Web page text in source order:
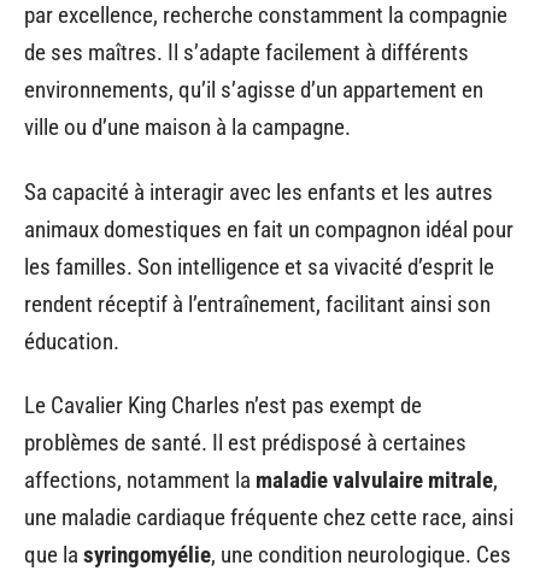
par excellence, recherche constamment la compagnie
de ses maîtres. Il s’adapte facilement à différents
environnements, qu’il s’agisse d’un appartement en
ville ou d’une maison à la campagne.
Sa capacité à interagir avec les enfants et les autres
animaux domestiques en fait un compagnon idéal pour
les familles. Son intelligence et sa vivacité d’esprit le
rendent réceptif à l’entraînement, facilitant ainsi son
éducation.
Le Cavalier King Charles n’est pas exempt de
problèmes de santé. Il est prédisposé à certaines
affections, notamment la maladie valvulaire mitrale,
une maladie cardiaque fréquente chez cette race, ainsi
que la syringomyélie, une condition neurologique. Ces